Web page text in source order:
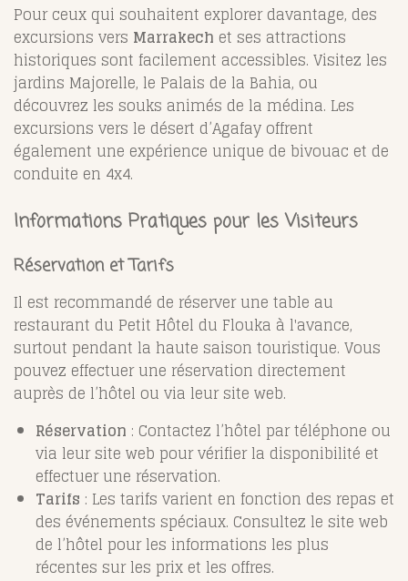
Pour ceux qui souhaitent explorer davantage, des
excursions vers Marrakech et ses attractions
historiques sont facilement accessibles. Visitez les
jardins Majorelle, le Palais de la Bahia, ou
découvrez les souks animés de la médina. Les
excursions vers le désert d’Agafay offrent
également une expérience unique de bivouac et de
conduite en 4x4.
Informations Pratiques pour les Visiteurs
Réservation et Tarifs
Il est recommandé de réserver une table au
restaurant du Petit Hôtel du Flouka à l'avance,
surtout pendant la haute saison touristique. Vous
pouvez effectuer une réservation directement
auprès de l’hôtel ou via leur site web.
Réservation : Contactez l’hôtel par téléphone ou
via leur site web pour vérifier la disponibilité et
effectuer une réservation.
Tarifs : Les tarifs varient en fonction des repas et
des événements spéciaux. Consultez le site web
de l’hôtel pour les informations les plus
récentes sur les prix et les offres.